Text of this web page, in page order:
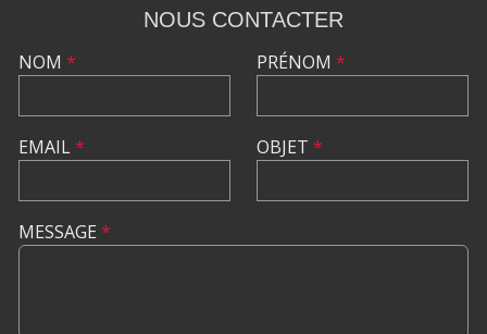
NOUS CONTACTER
NOM *
EMAIL*
PRÉNOM *
OBJET *
MESSAGE *